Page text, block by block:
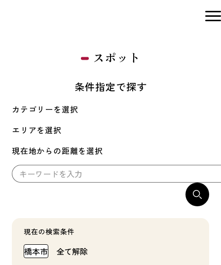
スポット
条件指定で探す
カテゴリーを選択
エリアを選択
現在地からの距離を選択
現在の検索条件
橋本市 全て解除